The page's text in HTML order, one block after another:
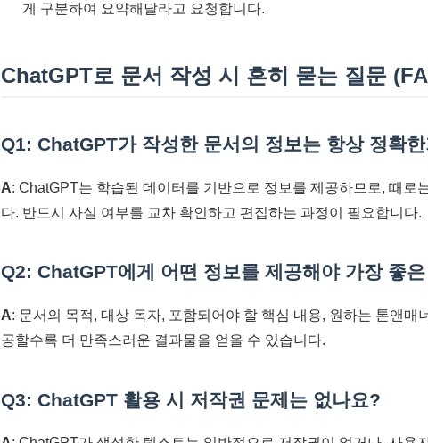
게 구분하여 요약해달라고 요청합니다.
ChatGPT로 문서 작성 시 흔히 묻는 질문
Q1: ChatGPT가 작성한 문서의 정보는 항상 정확
A: ChatGPT는 학습된 데이터를 기반으로 정보를 제공하므로, 때로
다. 반드시 사실 여부를 교차 확인하고 편집하는 과정이 필요합니다.
Q2: ChatGPT에게 어떤 정보를 제공해야 가장 좋
A: 문서의 목적, 대상 독자, 포함되어야 할 핵심 내용, 원하는 톤앤매
공할수록 더 만족스러운 결과물을 얻을 수 있습니다.
Q3: ChatGPT 활용 시 저작권 문제는 없나요?